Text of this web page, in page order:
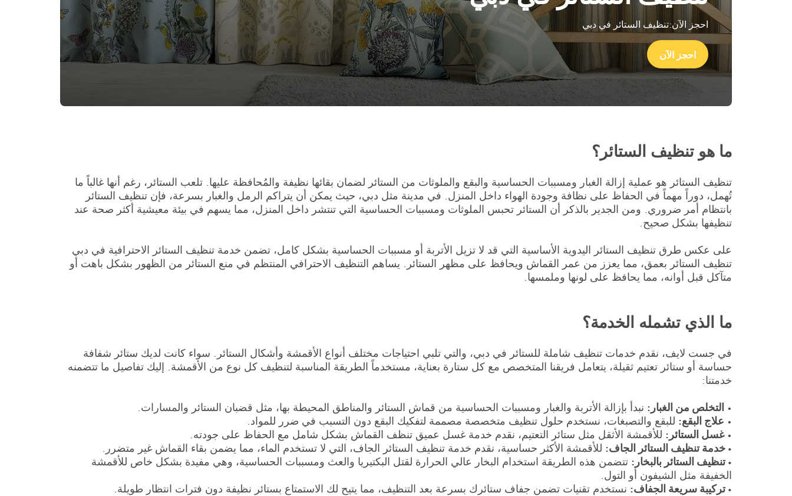
احجز الآن:تنظيف الستائر في دبي
احجز الآن
ما هو تنظيف الستائر؟
تنظيف الستائر هو عملية إزالة الغبار ومسببات الحساسية والبقع والملوثات من الستائر لضمان بقائها نظيفة والمُحافظة عليها. تلعب الستائر، رغم أنها غالباً ما
تُهمل، دوراً مهماً في الحفاظ على نظافة وجودة الهواء داخل المنزل. في مدينة مثل دبي، حيث يمكن أن يتراكم الرمل والغبار بسرعة، فإن تنظيف الستائر
بانتظام أمر ضروري. ومن الجدير بالذكر أن الستائر تحبس الملوثات ومسببات الحساسية التي تنتشر داخل المنزل، مما يسهم في بيئة معيشية أكثر صحة عند
تنظيفها بشكل صحيح.
على عكس طرق تنظيف الستائر اليدوية الأساسية التي قد لا تزيل الأتربة أو مسببات الحساسية بشكل كامل، تضمن خدمة تنظيف الستائر الاحترافية في دبي
تنظيف الستائر بعمق، مما يعزز من عمر القماش ويحافظ على مظهر الستائر. يساهم التنظيف الاحترافي المنتظم في منع الستائر من الظهور بشكل باهت أو
متآكل قبل أوانه، مما يحافظ على لونها وملمسها.
ما الذي تشمله الخدمة؟
في جست لايف، نقدم خدمات تنظيف شاملة للستائر في دبي، والتي تلبي احتياجات مختلف أنواع الأقمشة وأشكال الستائر. سواء كانت لديك ستائر شفافة
حساسة أو ستائر تعتيم ثقيلة، يتعامل فريقنا المتخصص مع كل ستارة بعناية، مستخدماً الطريقة المناسبة لتنظيف كل نوع من الأقمشة. إليك تفاصيل ما تتضمنه
خدمتنا:
• التخلص من الغبار: نبدأ بإزالة الأتربة والغبار ومسببات الحساسية من قماش الستائر والمناطق المحيطة بها، مثل قضبان الستائر والمسارات.
• علاج البقع: للبقع والتصبغات، نستخدم حلول تنظيف متخصصة مصممة لتفكيك البقع دون التسبب في ضرر للمواد.
•غسل الستائر: للأقمشة الأثقل مثل ستائر التعتيم، نقدم خدمة غسل عميق تنظف القماش بشكل شامل مع الحفاظ على جودته.
• خدمة تنظيف الستائر الجاف: للأقمشة الأكثر حساسية، نقدم خدمة تنظيف الستائر الجاف، التي لا تستخدم الماء، مما يضمن بقاء القماش غير متضرر.
• تنظيف الستائر بالبخار: تتضمن هذه الطريقة استخدام البخار عالي الحرارة لقتل البكتيريا والعث ومسببات الحساسية، وهي مفيدة بشكل خاص للأقمشة
الخفيفة مثل الشيفون أو التول.
• تركيبة سريعة الجفاف: نستخدم تقنيات تضمن جفاف ستائرك بسرعة بعد التنظيف، مما يتيح لك الاستمتاع بستائر نظيفة دون فترات انتظار طويلة.